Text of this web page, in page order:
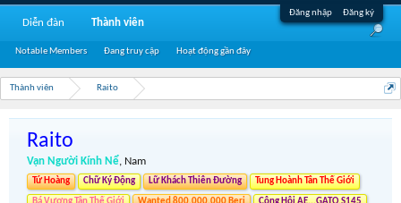
Đăng nhập Đăng ký
Thành viên Raito
Raito
Vạn Người Kính Nể, Nam
Tứ Hoàng Chữ Ký Động Lữ Khách Thiên Đường Tung Hoành Tân Thế Giới
Diễn đàn Thành viên
Notable Members Đang truy cập Hoạt động gần đây